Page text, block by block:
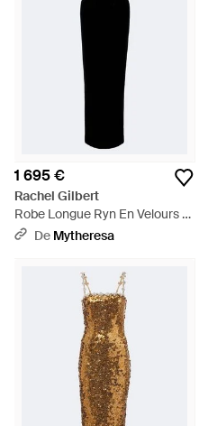
1 695 €
Rachel Gilbert
Robe Longue Ryn En Velours -
NoirDe Mytheresa